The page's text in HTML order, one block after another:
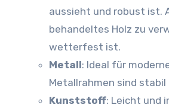
aussieht und robust ist.
behandeltes Holz zu
wetterfest ist.
Metall: Ideal für
Metallrahmen sind stabil
Kunststoff: Leicht und